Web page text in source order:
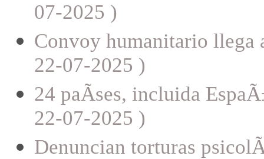
07-2025 )
Convoy humanitario llega
22-07-2025 )
24 paÃ­ses, incluida
22-07-2025 )
Denuncian torturas